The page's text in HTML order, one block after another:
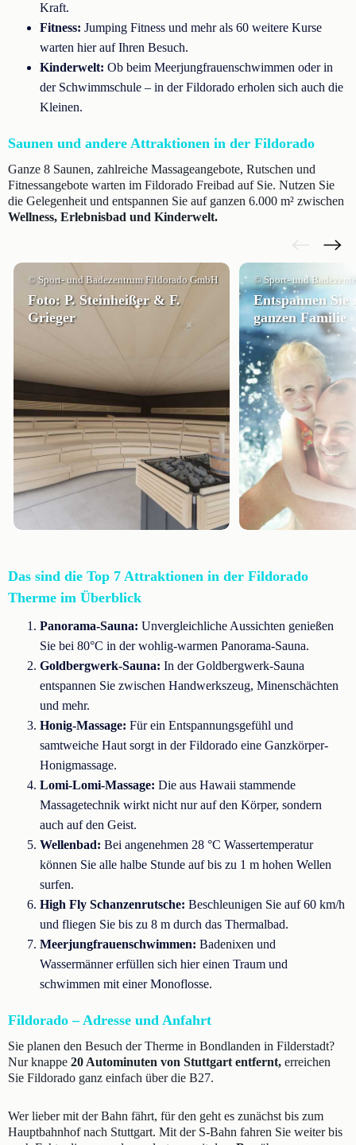
Kraft.
Fitness: Jumping Fitness und mehr als 60 weitere Kurse
warten hier auf Ihren Besuch.
Kinderwelt: Ob beim Meerjungfrauenschwimmen oder in
der Schwimmschule – in der Fildorado erholen sich auch die
Kleinen.
Saunen und andere Attraktionen in der Fildorado
Ganze 8 Saunen, zahlreiche Massageangebote, Rutschen und
Fitnessangebote warten im Fildorado Freibad auf Sie. Nutzen Sie
die Gelegenheit und entspannen Sie auf ganzen 6.000 m² zwischen
Wellness, Erlebnisbad und Kinderwelt.
© Sport- und Badezentrum Fildorado GmbH
Foto: P. Steinheißer & F.
Grieger
© Sport- und
Entspannen Sie
ganzen Familie
Das sind die Top 7 Attraktionen in der Fildorado
Therme im Überblick
Panorama-Sauna: Unvergleichliche Aussichten genießen
Sie bei 80°C in der wohlig-warmen Panorama-Sauna.
Goldbergwerk-Sauna: In der Goldbergwerk-Sauna
entspannen Sie zwischen Handwerkszeug, Minenschächten
und mehr.
Honig-Massage: Für ein Entspannungsgefühl und
samtweiche Haut sorgt in der Fildorado eine Ganzkörper-
Honigmassage.
Lomi-Lomi-Massage: Die aus Hawaii stammende
Massagetechnik wirkt nicht nur auf den Körper, sondern
auch auf den Geist.
Wellenbad: Bei angenehmen 28 °C Wassertemperatur
können Sie alle halbe Stunde auf bis zu 1 m hohen Wellen
surfen.
High Fly Schanzenrutsche: Beschleunigen Sie auf 60 km/h
und fliegen Sie bis zu 8 m durch das Thermalbad.
Meerjungfrauenschwimmen: Badenixen und
Wassermänner erfüllen sich hier einen Traum und
schwimmen mit einer Monoflosse.
Fildorado – Adresse und Anfahrt
Sie planen den Besuch der Therme in Bondlanden in Filderstadt?
Nur knappe 20 Autominuten von Stuttgart entfernt, erreichen
Sie Fildorado ganz einfach über die B27.
Wer lieber mit der Bahn fährt, für den geht es zunächst bis zum
Hauptbahnhof nach Stuttgart. Mit der S-Bahn fahren Sie weiter bis